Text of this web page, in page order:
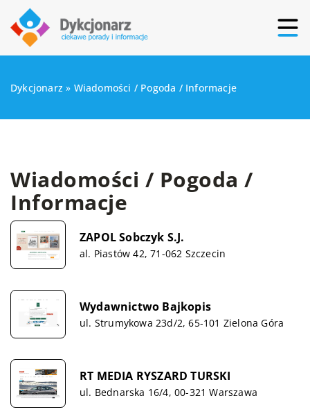
Dykcjonarz » Wiadomości / Pogoda / Informacje
Wiadomości / Pogoda /
Informacje
ZAPOL Sobczyk S.J.
al. Piastów 42, 71-062 Szczecin
Wydawnictwo Bajkopis
ul. Strumykowa 23d/2, 65-101 Zielona Góra
RT MEDIA RYSZARD TURSKI
ul. Bednarska 16/4, 00-321 Warszawa